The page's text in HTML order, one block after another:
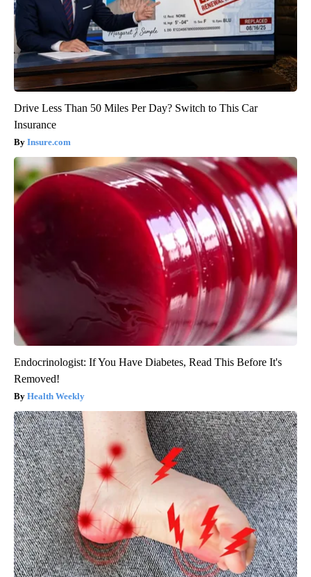
Drive Less Than 50 Miles Per Day? Switch to This Car
Insurance
Insure.com
Endocrinologist: If You Have Diabetes, Read This Before It's
Removed!
Health Weekly